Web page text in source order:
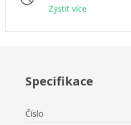
Zjistit více
Specifikace
Číslo